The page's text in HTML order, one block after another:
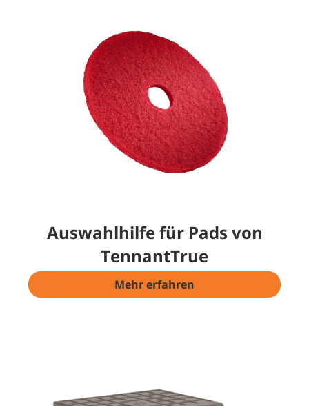
Auswahlhilfe für Pads von
TennantTrue
Mehr erfahren